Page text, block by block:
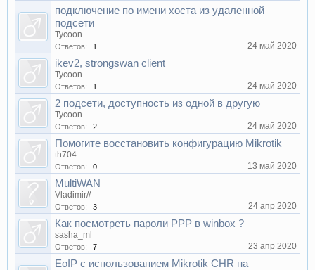
подключение по имени хоста из удаленной
подсети
Tycoon
Ответов: 1 24 май 2020
ikev2, strongswan client
Tycoon
Ответов: 1 24 май 2020
2 подсети, доступность из одной в другую
Tycoon
Ответов: 2 24 май 2020
Помогите восстановить конфигурацию Mikrotik
th704
Ответов: 0 13 май 2020
MultiWAN
Vladimir//
Ответов: 3 24 апр 2020
Как посмотреть пароли PPP в winbox ?
sasha_ml
Ответов: 7 23 апр 2020
EoIP с использованием Mikrotik CHR на